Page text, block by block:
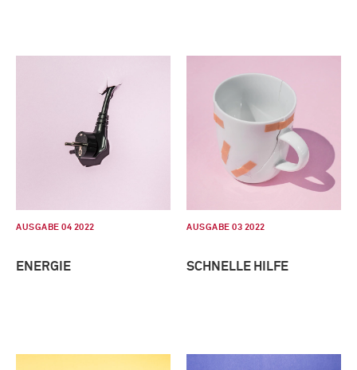
AUSGABE 04 2022
ENERGIE
AUSGABE 03 2022
SCHNELLE HILFE